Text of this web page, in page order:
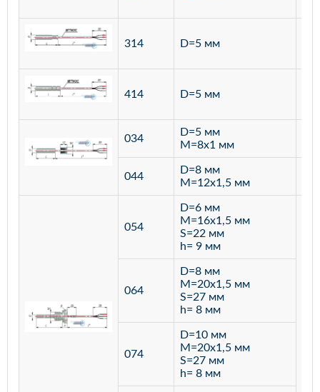
314 D=5 мм
414 D=5 мм
034
D=5 мм
M=8х1 мм
044
D=8 мм
M=12х1,5 мм
054
D=6 мм
M=16х1,5 мм
S=22 мм
h= 9 мм
064
D=8 мм
M=20х1,5 мм
S=27 мм
h= 8 мм
074
D=10 мм
M=20х1,5 мм
S=27 мм
h= 8 мм